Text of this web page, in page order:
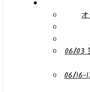
06/03
06/16-